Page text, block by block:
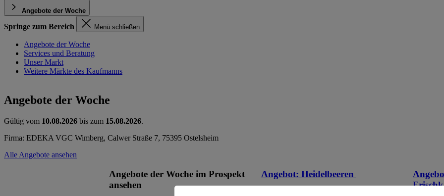
Angebote der Woche
Springe zum Bereich Menü schließen
Angebote der Woche
Services und Beratung
Unser Markt
Weitere Märkte des Kaufmanns
Angebote der Woche
Gültig vom 10.08.2026 bis zum 15.08.2026.
Firma: EDEKA VGC Wimberg, Calwer Straße 7, 75395 Ostelsheim
Alle Angebote ansehen
Angebote der Woche im Prospekt
ansehen
Angebot: Heidelbeeren